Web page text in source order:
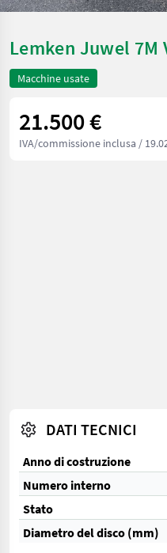
Lemken Juwel 7M
Macchine usate
21.500 €
IVA/commissione inclusa /
DATI TECNICI
Anno di costruzione
Numero interno
Stato
Diametro del disco (mm)